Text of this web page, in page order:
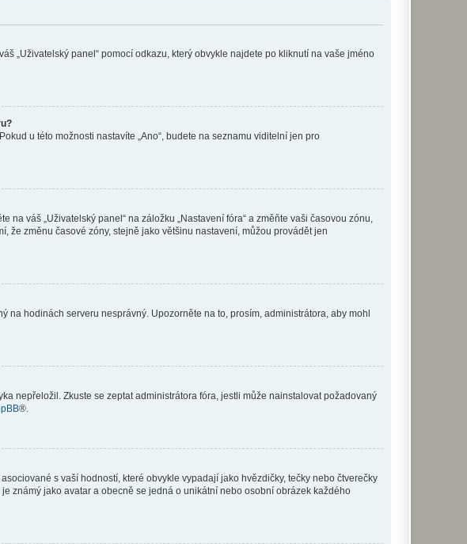
„Uživatelský panel“ pomocí odkazu, který obvykle najdete po kliknutí na vaše jméno
u této možnosti nastavíte „Ano“, budete na seznamu viditelní jen pro
váš „Uživatelský panel“ na záložku „Nastavení fóra“ a změňte vaši časovou zónu,
že změnu časové zóny, stejně jako většinu nastavení, můžou provádět jen
na hodinách serveru nesprávný. Upozorněte na to, prosím, administrátora, aby mohl
nepřeložil. Zkuste se zeptat administrátora fóra, jestli může nainstalovat požadovaný
®.
s vaší hodností, které obvykle vypadají jako hvězdičky, tečky nebo čtverečky
známý jako avatar a obecně se jedná o unikátní nebo osobní obrázek každého